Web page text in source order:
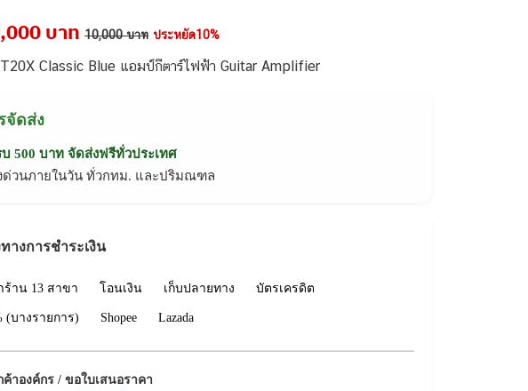
บาท 10,000 บาท ประหยัด10%
Classic Blue แอมป์กีตาร์ไฟฟ้า Guitar Amplifier
จัดส่ง
500 บาท จัดส่งฟรีทั่วประเทศ
ด่วนภายในวัน ทั่วกทม. และปริมณฑล
างการชำระเงิน
ร้าน 13 สาขา โอนเงิน เก็บปลายทาง บัตรเครดิต
(บางรายการ) Shopee Lazada
ค้าองค์กร / ขอใบเสนอราคา